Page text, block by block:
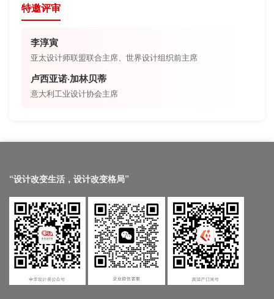
特邀评审
李淳寅
亚太设计师联盟联合主席、世界设计组织前主席
卢西亚诺·加林贝蒂
意大利工业设计协会主席
“设计改变生活，设计改变格局”